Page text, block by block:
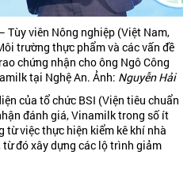
Tùy viên Nông nghiệp (Việt Nam,
trường thực phẩm và các vấn đề
chứng nhận cho ông Ngô Công
tại Nghệ An. Ảnh: Nguyễn Hải
của tổ chức BSI (Viện tiêu chuẩn
đánh giá, Vinamilk trong số ít
từ việc thực hiện kiểm kê khí nhà
đó xây dựng các lộ trình giảm